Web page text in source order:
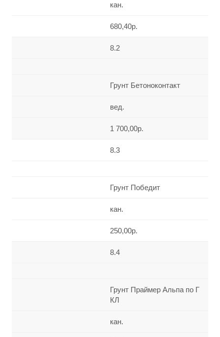
кан.
680,40р.
8.2
Грунт Бетоноконтакт
вед.
1 700,00р.
8.3
Грунт Победит
кан.
250,00р.
8.4
Грунт Праймер Альпа по Г
КЛ
кан.